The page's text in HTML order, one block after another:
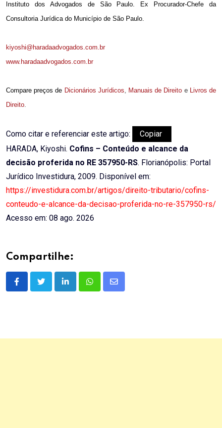
Instituto dos Advogados de São Paulo. Ex Procurador-Chefe da
Consultoria Jurídica do Município de São Paulo.
kiyoshi@haradaadvogados.com.br
www.haradaadvogados.com.br
Compare preços de Dicionários Jurídicos, Manuais de Direito e Livros de
Direito.
Como citar e referenciar este artigo:
Copiar
HARADA, Kiyoshi. Cofins – Conteúdo e alcance da
decisão proferida no RE 357950-RS. Florianópolis: Portal
Jurídico Investidura, 2009. Disponível em:
https://investidura.com.br/artigos/direito-tributario/cofins-
conteudo-e-alcance-da-decisao-proferida-no-re-357950-rs/
Acesso em: 08 ago. 2026
Compartilhe:
LinkedInWhatsappShare